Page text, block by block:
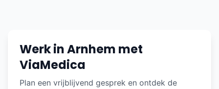
Werk in Arnhem met
ViaMedica
Plan een vrijblijvend gesprek en ontdek de